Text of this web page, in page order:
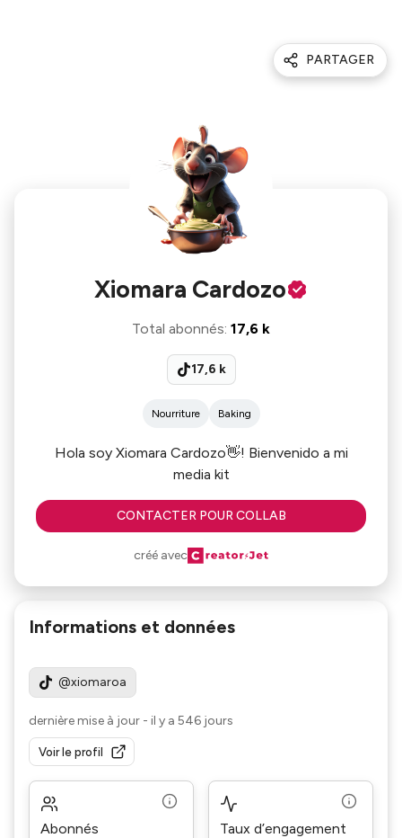
PARTAGER
Xiomara Cardozo
Total abonnés: 17,6 k
17,6 k
Nourriture Baking
Hola soy Xiomara Cardozo👋! Bienvenido a mi
media kit
CONTACTER POUR COLLAB
créé avec
Informations et données
@xiomaroa
dernière mise à jour - il y a 546 jours
Voir le profil
Abonnés Taux d’engagement